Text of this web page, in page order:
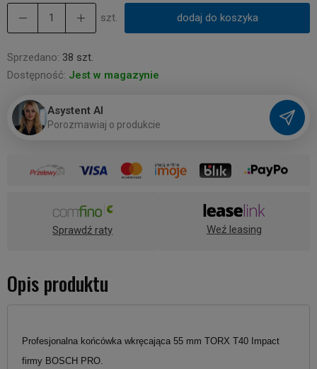
szt. dodaj do koszyka
Sprzedano: 38 szt.
Dostępność: Jest w magazynie
Asystent AI
Porozmawiaj o produkcie
Sprawdź raty Weź leasing
Opis produktu
Profesjonalna końcówka wkręcająca 55 mm TORX T40 Impact
firmy BOSCH PRO.